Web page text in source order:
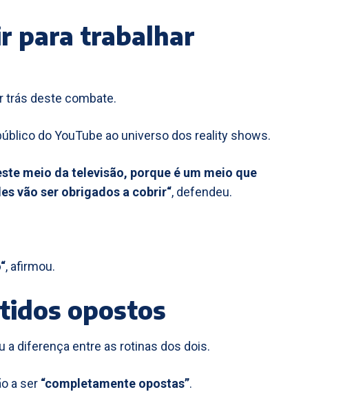
para trabalhar
trás deste combate.
do YouTube ao universo dos reality shows.
meio da televisão, porque é um meio que
vão ser obrigados a cobrir“, defendeu.
, afirmou.
opostos
a diferença entre as rotinas dos dois.
a ser “completamente opostas”.